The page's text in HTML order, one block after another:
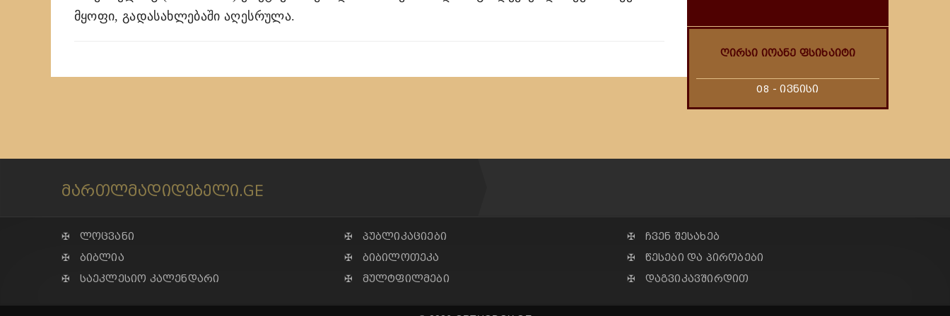
მყოფი, გადასახლებაში აღესრულა.
ღირსი იოანე ფსიხაიტი
08 - ივნისი
მართლმადიდებელი.GE
✠ ლოცვანი
✠ ბიბლია
✠ საეკლესიო კალენდარი
✠ პუბლიკაციები
✠ ბიბილოთეკა
✠ მულტფილმები
✠ ჩვენ შესახებ
✠ წესები და პირობები
✠ დაგვიკავშირდით